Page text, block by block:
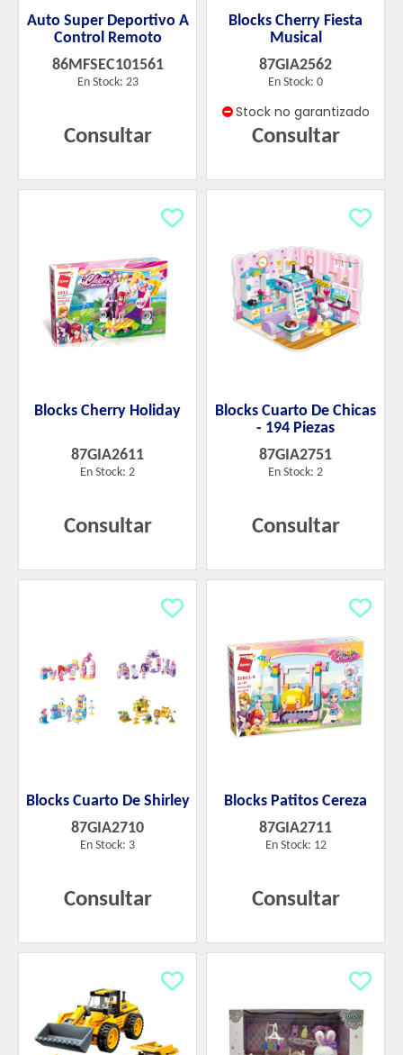
Auto Super Deportivo A
Control Remoto
86MFSEC101561
En Stock: 23
Consultar
Blocks Cherry Fiesta
Musical
87GIA2562
En Stock: 0
Stock no garantizado
Consultar
Blocks Cherry Holiday
87GIA2611
En Stock: 2
Consultar
Blocks Cuarto De Chicas
- 194 Piezas
87GIA2751
En Stock: 2
Consultar
Blocks Cuarto De Shirley
87GIA2710
En Stock: 3
Consultar
Blocks Patitos Cereza
87GIA2711
En Stock: 12
Consultar